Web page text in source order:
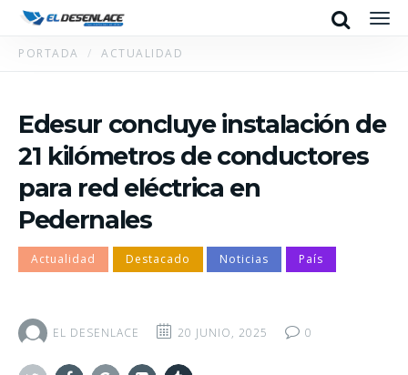
Search
PORTADA ACTUALIDAD
Edesur concluye instalación de
21 kilómetros de conductores
para red eléctrica en
Pedernales
Actualidad Destacado Noticias País
EL DESENLACE 20 JUNIO, 2025 0